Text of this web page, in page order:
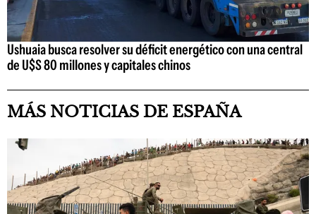
Ushuaia busca resolver su déficit energético con una central
de U$S 80 millones y capitales chinos
MÁS NOTICIAS DE ESPAÑA